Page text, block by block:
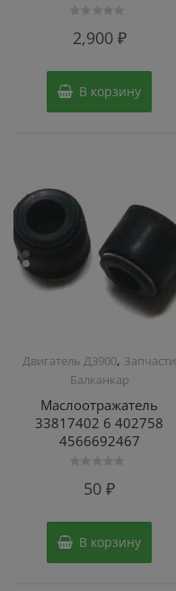
02,900 ₽
В корзину
Двигатель Д3900, Запчасти
Балканкар
Маслоотражатель
33817402 6 402758
4566692467
50₽
В корзину